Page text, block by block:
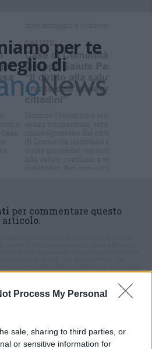
Process My Personal
sale, sharing to third parties, or
or sensitive information for
per te
di
alla
per commentare questo
articolo.
esterni verranno rimossi in automatico dal